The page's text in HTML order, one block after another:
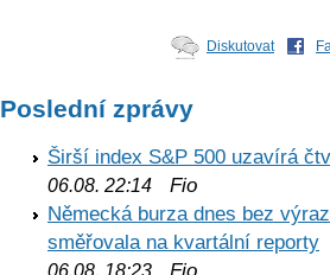
Diskutovat
Poslední zprávy
Širší index S&P 500 uzavírá
06.08. 22:14 Fio
Německá burza dnes bez
směřovala na kvartální reporty